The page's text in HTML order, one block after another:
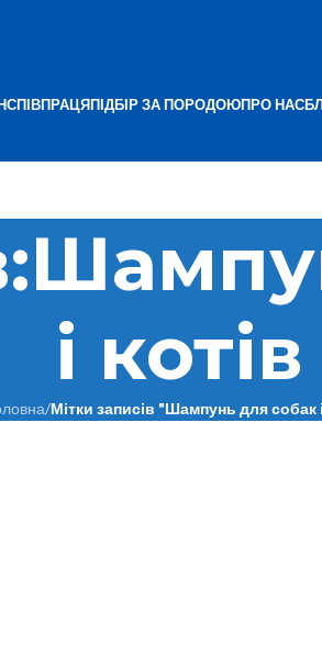
СПІВПРАЦЯПІДБІР ЗА ПОРОДОЮПРО НАС
і котів
/Мітки записів "Шампунь для собак